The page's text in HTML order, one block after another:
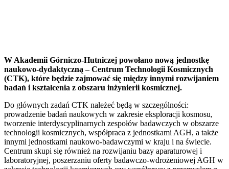
W Akademii Górniczo-Hutniczej powołano nową jednostkę
naukowo-dydaktyczną – Centrum Technologii Kosmicznych
(CTK), które będzie zajmować się między innymi rozwijaniem
badań i kształcenia z obszaru inżynierii kosmicznej.
Do głównych zadań CTK należeć będą w szczególności:
prowadzenie badań naukowych w zakresie eksploracji kosmosu,
tworzenie interdyscyplinarnych zespołów badawczych w obszarze
technologii kosmicznych, współpraca z jednostkami AGH, a także
innymi jednostkami naukowo-badawczymi w kraju i na świecie.
Centrum skupi się również na rozwijaniu bazy aparaturowej i
laboratoryjnej, poszerzaniu oferty badawczo-wdrożeniowej AGH w